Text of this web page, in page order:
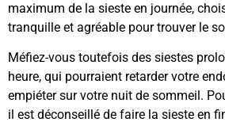
maximum de la sieste en journée,
tranquille et agréable pour trouver le
Méfiez-vous toutefois des siestes
heure, qui pourraient retarder votre
empiéter sur votre nuit de sommeil.
il est déconseillé de faire la sieste en